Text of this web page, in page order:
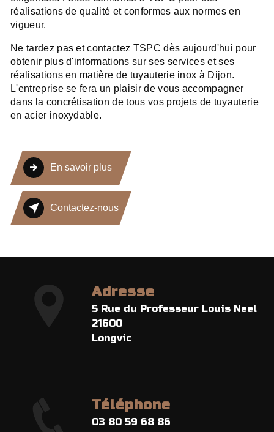
réalisations de qualité et conformes aux normes en
vigueur.
Ne tardez pas et contactez TSPC dès aujourd'hui pour
obtenir plus d'informations sur ses services et ses
réalisations en matière de tuyauterie inox à Dijon.
L'entreprise se fera un plaisir de vous accompagner
dans la concrétisation de tous vos projets de tuyauterie
en acier inoxydable.
En savoir plus
Contactez-nous
Adresse
5 Rue du Professeur Louis Neel
21600
Longvic
Téléphone
03 80 59 68 86